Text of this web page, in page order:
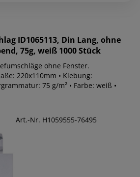
ID1065113, Din Lang, ohne
75g, weiß 1000 Stück
ohne Fenster.
220x110mm • Klebung:
75 g/m² • Farbe: weiß •
Art.-Nr. H1059555-76495